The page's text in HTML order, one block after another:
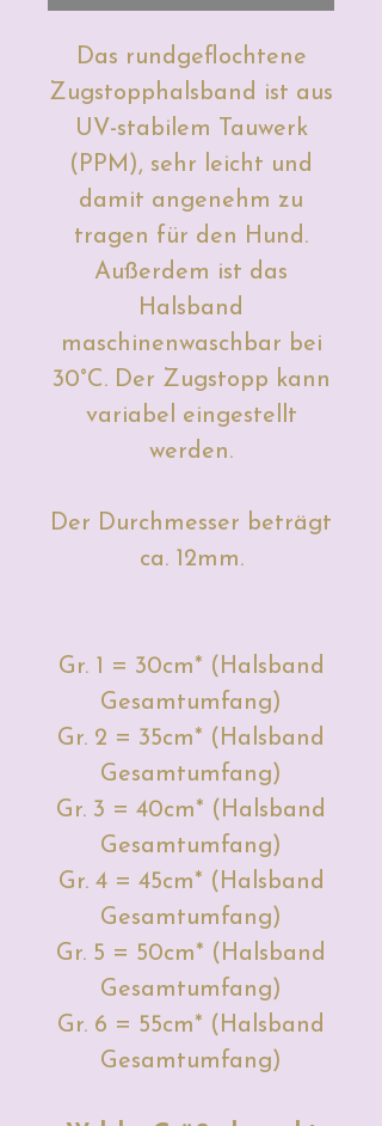
Das rundgeflochtene
Zugstopphalsband ist aus
UV-stabilem Tauwerk
(PPM), sehr leicht und
damit angenehm zu
tragen für den Hund.
Außerdem ist das
Halsband
maschinenwaschbar bei
30°C. Der Zugstopp kann
variabel eingestellt
werden.
Der Durchmesser beträgt
ca. 12mm.
Gr. 1 = 30cm* (Halsband
Gesamtumfang)
Gr. 2 = 35cm* (Halsband
Gesamtumfang)
Gr. 3 = 40cm* (Halsband
Gesamtumfang)
Gr. 4 = 45cm* (Halsband
Gesamtumfang)
Gr. 5 = 50cm* (Halsband
Gesamtumfang)
Gr. 6 = 55cm* (Halsband
Gesamtumfang)